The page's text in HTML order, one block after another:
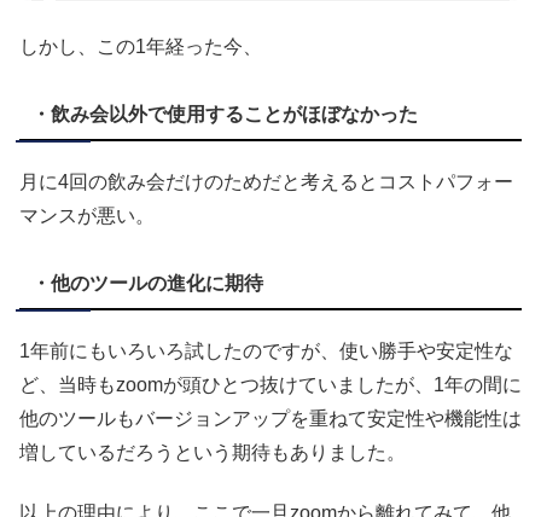
しかし、この1年経った今、
・飲み会以外で使用することがほぼなかった
月に4回の飲み会だけのためだと考えるとコストパフォー
マンスが悪い。
・他のツールの進化に期待
1年前にもいろいろ試したのですが、使い勝手や安定性な
ど、当時もzoomが頭ひとつ抜けていましたが、1年の間に
他のツールもバージョンアップを重ねて安定性や機能性は
増しているだろうという期待もありました。